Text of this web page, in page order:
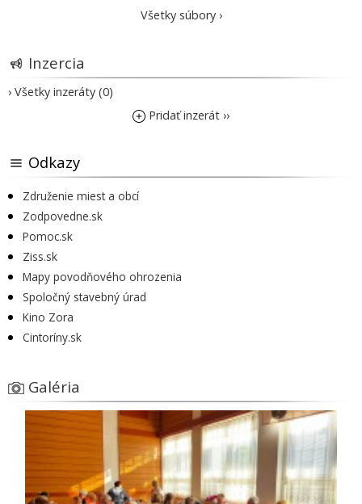
Všetky súbory ›
Inzercia
› Všetky inzeráty (0)
Pridať inzerát ››
Odkazy
Združenie miest a obcí
Zodpovedne.sk
Pomoc.sk
Ziss.sk
Mapy povodňového ohrozenia
Spoločný stavebný úrad
Kino Zora
Cintoríny.sk
Galéria